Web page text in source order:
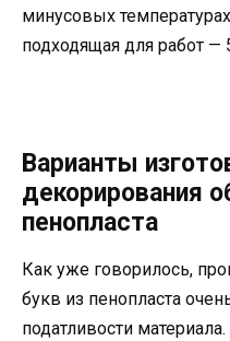
минусовых
подходящая для работ
Варианты
декорирования
пенопласта
Как уже говорилось,
букв из пенопласта
податливости